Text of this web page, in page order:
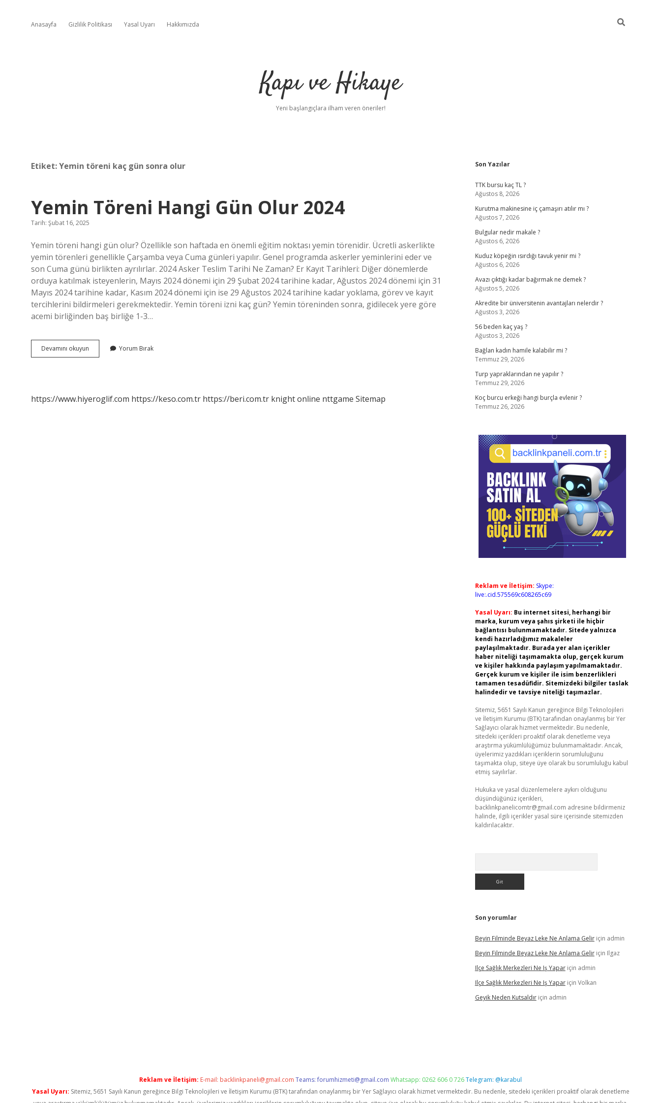
Anasayfa Gizlilik Politikası Yasal Uyarı Hakkımızda
Kapı ve Hikaye
Yeni başlangıçlara ilham veren öneriler!
Etiket:Yemin töreni kaç gün sonra olur
Yemin Töreni Hangi Gün Olur 2024
Tarih: Şubat 16, 2025
Yemin töreni hangi gün olur? Özellikle son haftada en önemli eğitim noktası yemin törenidir. Ücretli askerlikte
yemin törenleri genellikle Çarşamba veya Cuma günleri yapılır. Genel programda askerler yeminlerini eder ve
son Cuma günü birlikten ayrılırlar. 2024 Asker Teslim Tarihi Ne Zaman? Er Kayıt Tarihleri: Diğer dönemlerde
orduya katılmak isteyenlerin, Mayıs 2024 dönemi için 29 Şubat 2024 tarihine kadar, Ağustos 2024 dönemi için 31
Mayıs 2024 tarihine kadar, Kasım 2024 dönemi için ise 29 Ağustos 2024 tarihine kadar yoklama, görev ve kayıt
tercihlerini bildirmeleri gerekmektedir. Yemin töreni izni kaç gün? Yemin töreninden sonra, gidilecek yere göre
acemi birliğinden baş birliğe 1-3…
Devamını okuyun
Töreni
Yorum Bırak
https://www.hiyeroglif.com https://keso.com.tr https://beri.com.tr knight online nttgame Sitemap
Sidebar
Son Yazılar
TTK bursu kaç TL ?
Ağustos 8, 2026
Kurutma makinesine iç çamaşırı atılır mı ?
Ağustos 7, 2026
Bulgular nedir makale ?
Ağustos 6, 2026
Kuduz köpeğin ısırdığı tavuk yenir mi ?
Ağustos 6, 2026
Avazı çıktığı kadar bağırmak ne demek ?
Ağustos 5, 2026
Akredite bir üniversitenin avantajları nelerdir ?
Ağustos 3, 2026
56 beden kaç yaş ?
Ağustos 3, 2026
Bağlan kadın hamile kalabilir mi ?
Temmuz 29, 2026
Turp yapraklarından ne yapılır ?
Temmuz 29, 2026
Koç burcu erkeği hangi burçla evlenir ?
Temmuz 26, 2026
Reklam ve İletişim: Skype:
live:.cid.575569c608265c69
Yasal Uyarı: Bu internet sitesi, herhangi bir
marka, kurum veya şahıs şirketi ile hiçbir
bağlantısı bulunmamaktadır. Sitede yalnızca
kendi hazırladığımız makaleler
paylaşılmaktadır. Burada yer alan içerikler
haber niteliği taşımamakta olup, gerçek kurum
ve kişiler hakkında paylaşım yapılmamaktadır.
Gerçek kurum ve kişiler ile isim benzerlikleri
tamamen tesadüfidir. Sitemizdeki bilgiler taslak
halindedir ve tavsiye niteliği taşımazlar.
Sitemiz, 5651 Sayılı Kanun gereğince Bilgi Teknolojileri
ve İletişim Kurumu (BTK) tarafından onaylanmış bir Yer
Sağlayıcı olarak hizmet vermektedir. Bu nedenle,
sitedeki içerikleri proaktif olarak denetleme veya
araştırma yükümlülüğümüz bulunmamaktadır. Ancak,
üyelerimiz yazdıkları içeriklerin sorumluluğunu
taşımakta olup, siteye üye olarak bu sorumluluğu kabul
etmiş sayılırlar.
Hukuka ve yasal düzenlemelere aykırı olduğunu
düşündüğünüz içerikleri,
backlinkpanelicomtr@gmail.com adresine bildirmeniz
halinde, ilgili içerikler yasal süre içerisinde sitemizden
kaldırılacaktır.
Son yorumlar
Beyin Filminde Beyaz Leke Ne Anlama Geliriçin admin
Beyin Filminde Beyaz Leke Ne Anlama Geliriçin Ilgaz
Ilçe Sağlık Merkezleri Ne Iş Yapariçin admin
Ilçe Sağlık Merkezleri Ne Iş Yapariçin Volkan
Geyik Neden Kutsaldıriçin admin
Reklam ve İletişim: E-mail: backlinkpaneli@gmail.com Teams:forumhizmeti@gmail.com Whatsapp: 0262 606 0 726Telegram: @karabul
Yasal Uyarı: Sitemiz, 5651 Sayılı Kanun gereğince Bilgi Teknolojileri ve İletişim Kurumu (BTK) tarafından onaylanmış bir Yer Sağlayıcı olarak hizmet vermektedir. Bu nedenle, sitedeki içerikleri proaktif olarak denetleme